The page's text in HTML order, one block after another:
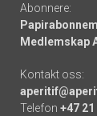
Abonnere:
Medlemskap
Kontakt oss:
Telefon +47 21